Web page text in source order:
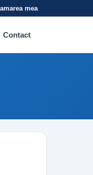
mea
Contact